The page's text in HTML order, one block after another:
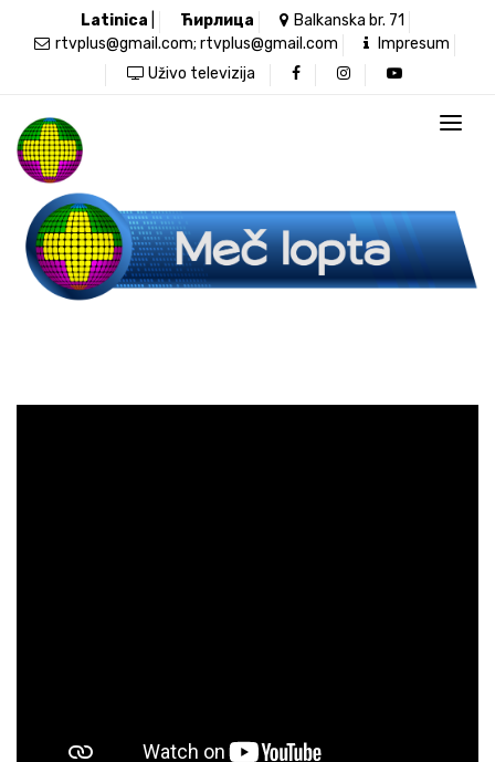
Latinica Ћирлица
Balkanska br. 71
rtvplus@gmail.com; rtvplus@gmail.com
Impresum
Uživo televizija